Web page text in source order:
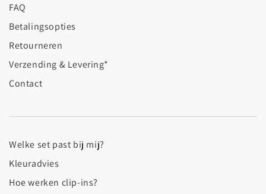
FAQ
Betalingsopties
Retourneren
Verzending & Levering*
Contact
Welke set past bij mij?
Kleuradvies
Hoe werken clip-ins?